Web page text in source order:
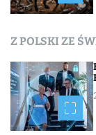
Z POLSKI ZE